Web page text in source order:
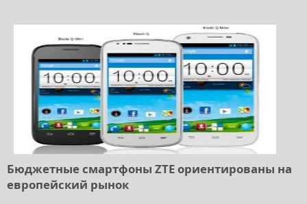
Бюджетные смартфоны ZTE ориентированы на
европейский рынок